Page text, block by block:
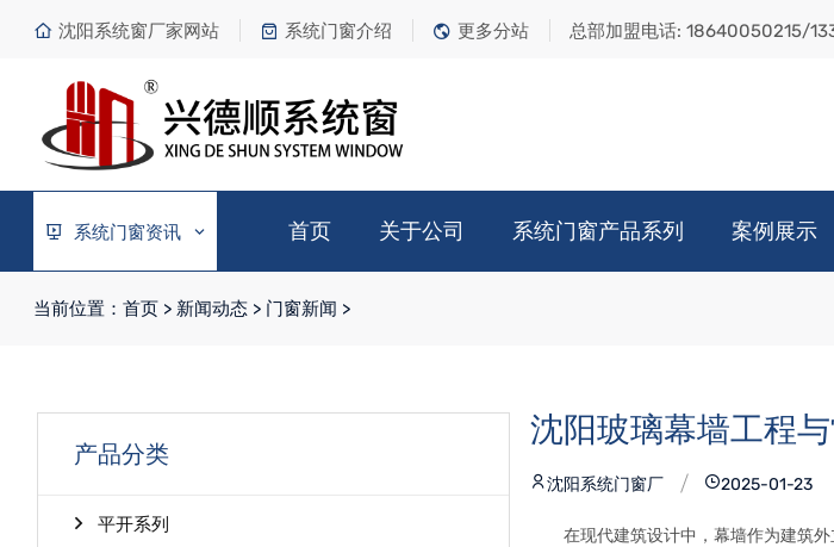
沈阳系统窗厂家网站 系统门窗介绍 更多分站 总部加盟电话: 18640050215/
系统门窗资讯 首页 关于公司 系统门窗产品系列 案例展示
当前位置： 首页 > 新闻动态 > 门窗新闻 >
产品分类
平开系列
沈阳玻璃幕墙工程
沈阳系统门窗厂 2025-01-23
在现代建筑设计中，幕墙作为建筑